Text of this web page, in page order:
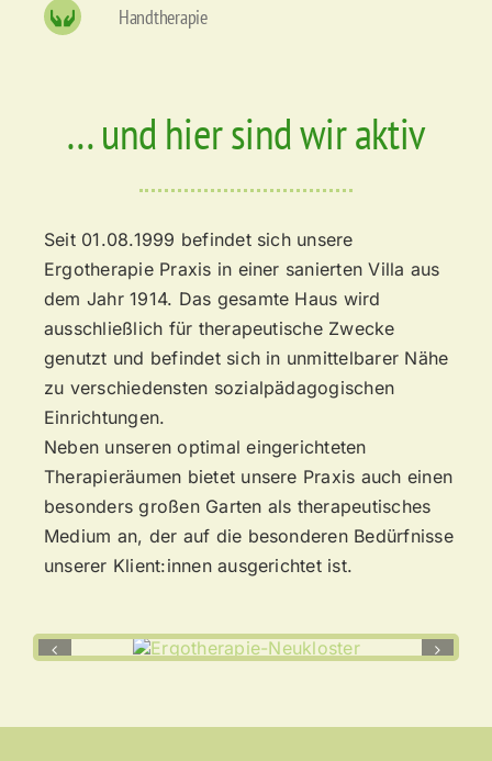
Handtherapie
… und hier sind wir aktiv
Seit 01.08.1999 befindet sich unsere
Ergotherapie Praxis in einer sanierten Villa aus
dem Jahr 1914. Das gesamte Haus wird
ausschließlich für therapeutische Zwecke
genutzt und befindet sich in unmittelbarer Nähe
zu verschiedensten sozialpädagogischen
Einrichtungen.
Neben unseren optimal eingerichteten
Therapieräumen bietet unsere Praxis auch einen
besonders großen Garten als therapeutisches
Medium an, der auf die besonderen Bedürfnisse
unserer Klient:innen ausgerichtet ist.